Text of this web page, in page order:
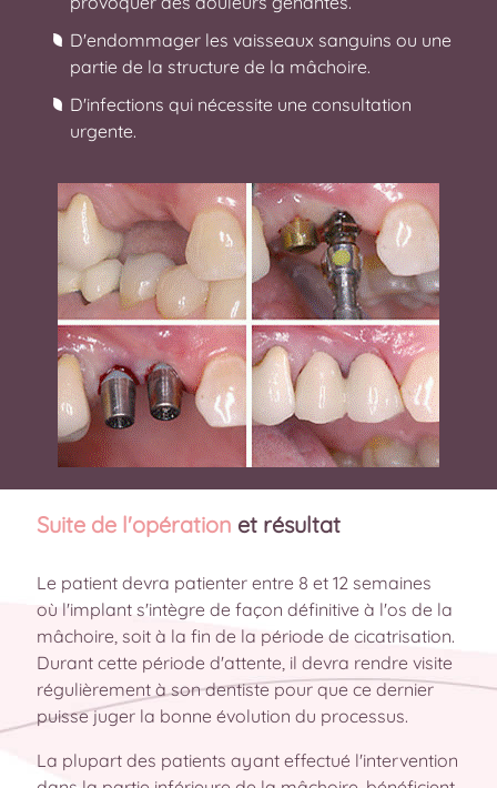
D'endommager les vaisseaux sanguins ou une
partie de la structure de la mâchoire.
D'infections qui nécessite une consultation
urgente.
Suite de l'opération et résultat
Le patient devra patienter entre 8 et 12 semaines
où l'implant s'intègre de façon définitive à l'os de la
mâchoire, soit à la fin de la période de cicatrisation.
Durant cette période d'attente, il devra rendre visite
régulièrement à son dentiste pour que ce dernier
puisse juger la bonne évolution du processus.
La plupart des patients ayant effectué l'intervention